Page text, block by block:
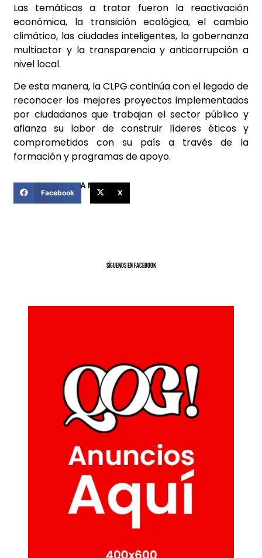
Las temáticas a tratar fueron la reactivación
económica, la transición ecológica, el cambio
climático, las ciudades inteligentes, la gobernanza
multiactor y la transparencia y anticorrupción a
nivel local.
De esta manera, la CLPG continúa con el legado de
reconocer los mejores proyectos implementados
por ciudadanos que trabajan el sector público y
afianza su labor de construir líderes éticos y
comprometidos con su país a través de la
formación y programas de apoyo.
COMPARTIR ESTA NOTICIA
Facebook X
SíGUENOS EN FACEBOOK